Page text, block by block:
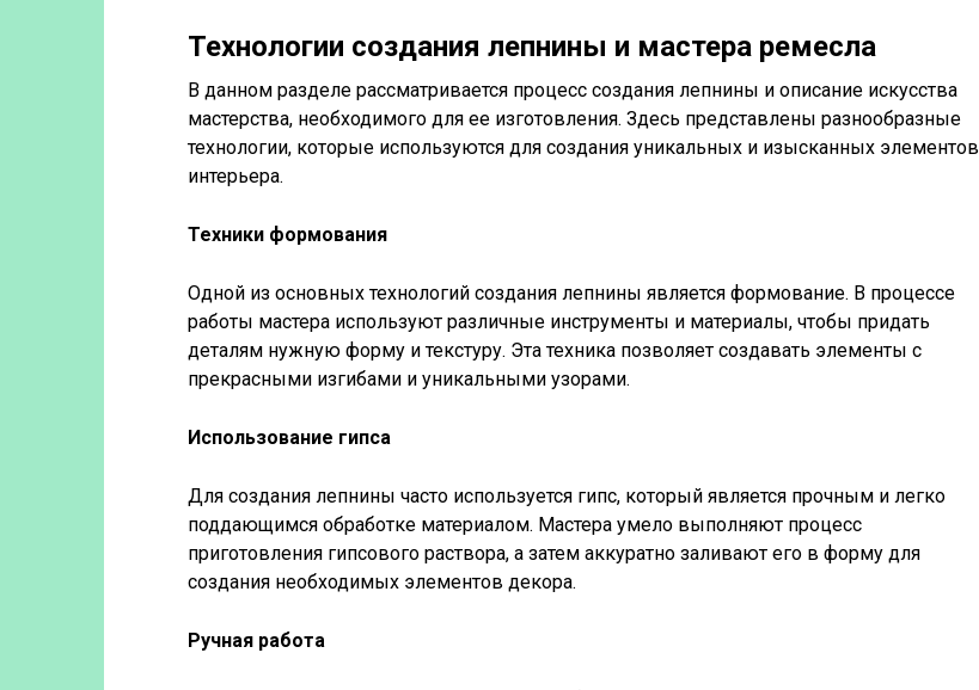
Технологии создания лепнины и мастера ремесла
В данном разделе рассматривается процесс создания лепнины и описание искусства
мастерства, необходимого для ее изготовления. Здесь представлены разнообразные
технологии, которые используются для создания уникальных и изысканных элементов
интерьера.
Техники формования
Одной из основных технологий создания лепнины является формование. В процессе
работы мастера используют различные инструменты и материалы, чтобы придать
деталям нужную форму и текстуру. Эта техника позволяет создавать элементы с
прекрасными изгибами и уникальными узорами.
Использование гипса
Для создания лепнины часто используется гипс, который является прочным и легко
поддающимся обработке материалом. Мастера умело выполняют процесс
приготовления гипсового раствора, а затем аккуратно заливают его в форму для
создания необходимых элементов декора.
Ручная работа